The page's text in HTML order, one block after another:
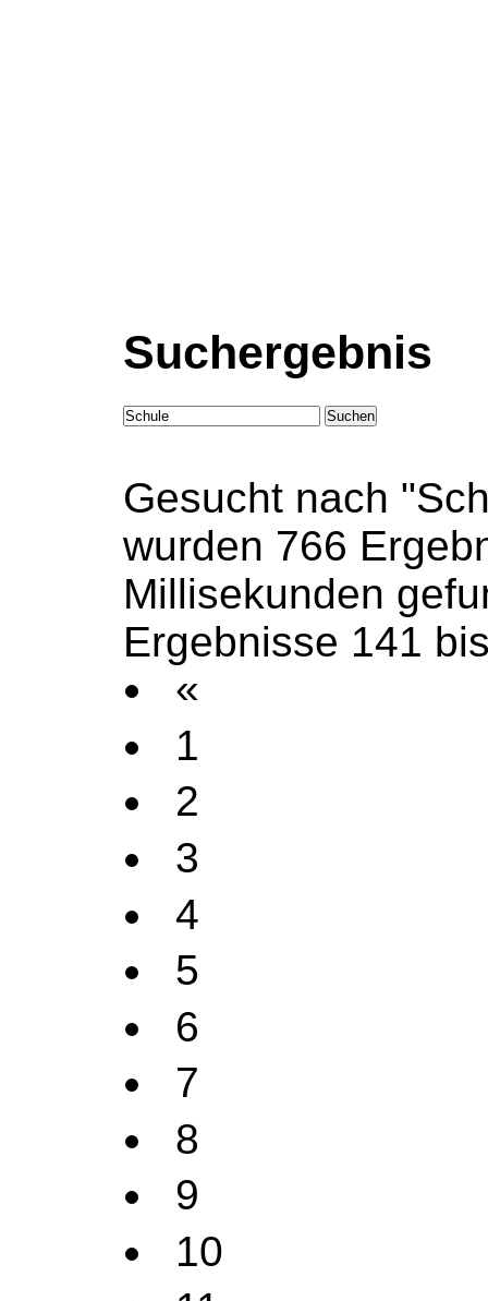
Suchergebnis
Suchen
Gesucht nach
wurden 766
Millisekunden
Ergebnisse 141
«
1
2
3
4
5
6
7
8
9
10